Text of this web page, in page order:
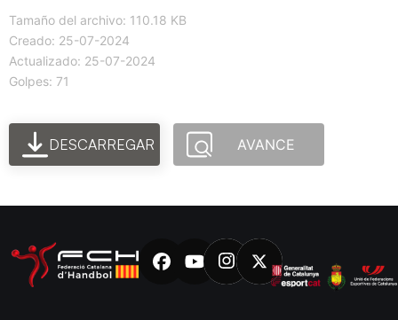
Tamaño del archivo: 110.18 KB
Creado: 25-07-2024
Actualizado: 25-07-2024
Golpes: 71
DESCARREGAR AVANCE